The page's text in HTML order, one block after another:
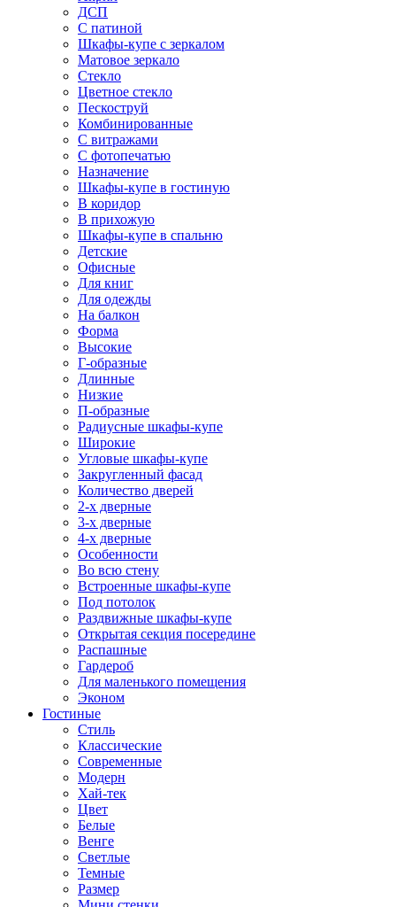
ДСП
С патиной
Шкафы-купе с зеркалом
Матовое зеркало
Стекло
Цветное стекло
Пескоструй
Комбинированные
С витражами
С фотопечатью
Назначение
Шкафы-купе в гостиную
В коридор
В прихожую
Шкафы-купе в спальню
Детские
Офисные
Для книг
Для одежды
На балкон
Форма
Высокие
Г-образные
Длинные
Низкие
П-образные
Радиусные шкафы-купе
Широкие
Угловые шкафы-купе
Закругленный фасад
Количество дверей
2-х дверные
3-х дверные
4-х дверные
Особенности
Во всю стену
Встроенные шкафы-купе
Под потолок
Раздвижные шкафы-купе
Открытая секция посередине
Распашные
Гардероб
Для маленького помещения
Эконом
Гостиные
Стиль
Классические
Современные
Модерн
Хай-тек
Цвет
Белые
Венге
Светлые
Темные
Размер